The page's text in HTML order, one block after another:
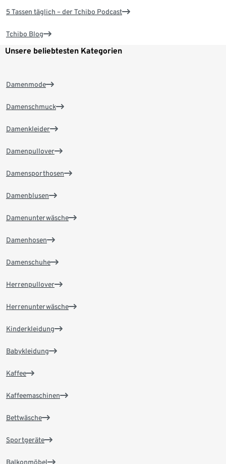
5 Tassen täglich – der Tchibo Podcast
Tchibo Blog
Unsere beliebtesten Kategorien
Damenmode
Damenschmuck
Damenkleider
Damenpullover
Damensporthosen
Damenblusen
Damenunterwäsche
Damenhosen
Damenschuhe
Herrenpullover
Herrenunterwäsche
Kinderkleidung
Babykleidung
Kaffee
Kaffeemaschinen
Bettwäsche
Sportgeräte
Balkonmöbel